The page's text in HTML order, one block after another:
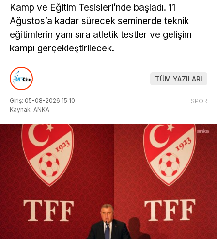
Kamp ve Eğitim Tesisleri’nde başladı. 11
Ağustos’a kadar sürecek seminerde teknik
eğitimlerin yanı sıra atletik testler ve gelişim
kampı gerçekleştirilecek.
TÜM YAZILARI
Giriş: 05-08-2026 15:10
Kaynak: ANKA
SPOR